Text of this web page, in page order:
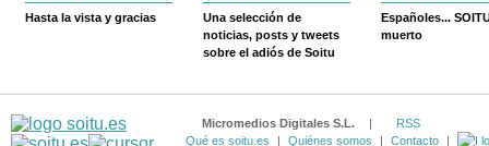
Hasta la vista y gracias
Una selección de
noticias, posts y tweets
sobre el adiós de Soitu
Españoles...
muerto
Micromedios Digitales S.L. |
RSS
Qué es soitu.es
| Quiénes somos | Contacto |